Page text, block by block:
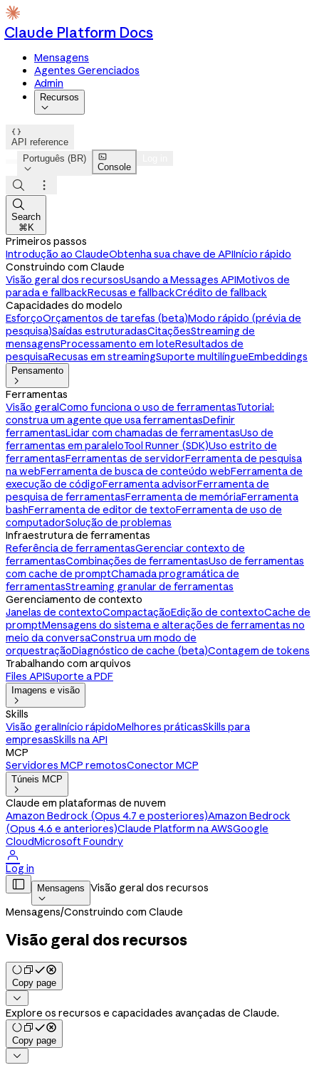
Claude Platform Docs
Mensagens
Agentes Gerenciados
Admin
Recursos


API reference
Português (BR)


Console



Search
⌘K
Primeiros passos
Introdução ao ClaudeObtenha sua chave de APIInício rápido
Construindo com Claude
Visão geral dos recursosUsando a Messages APIMotivos de
parada e fallbackRecusas e fallbackCrédito de fallback
Capacidades do modelo
EsforçoOrçamentos de tarefas (beta)Modo rápido (prévia de
pesquisa)Saídas estruturadasCitaçõesStreaming de
mensagensProcessamento em loteResultados de
pesquisaRecusas em streamingSuporte multilíngueEmbeddings
Pensamento

Ferramentas
Visão geralComo funciona o uso de ferramentasTutorial:
construa um agente que usa ferramentasDefinir
ferramentasLidar com chamadas de ferramentasUso de
ferramentas em paraleloTool Runner (SDK)Uso estrito de
ferramentasFerramentas de servidorFerramenta de pesquisa
na webFerramenta de busca de conteúdo webFerramenta de
execução de códigoFerramenta advisorFerramenta de
pesquisa de ferramentasFerramenta de memóriaFerramenta
bashFerramenta de editor de textoFerramenta de uso de
computadorSolução de problemas
Infraestrutura de ferramentas
Referência de ferramentasGerenciar contexto de
ferramentasCombinações de ferramentasUso de ferramentas
com cache de promptChamada programática de
ferramentasStreaming granular de ferramentas
Gerenciamento de contexto
Janelas de contextoCompactaçãoEdição de contextoCache de
promptMensagens do sistema e alterações de ferramentas no
meio da conversaConstrua um modo de
orquestraçãoDiagnóstico de cache (beta)Contagem de tokens
Trabalhando com arquivos
Files APISuporte a PDF
Imagens e visão

Skills
Visão geralInício rápidoMelhores práticasSkills para
empresasSkills na API
MCP
Servidores MCP remotosConector MCP
Túneis MCP

Claude em plataformas de nuvem
Amazon Bedrock (Opus 4.7 e posteriores)Amazon Bedrock
(Opus 4.6 e anteriores)Claude Platform na AWSGoogle
CloudMicrosoft Foundry

Log in
 Mensagens

Visão geral dos recursos
Mensagens/Construindo com Claude
Visão geral dos recursos
Copy page

Explore os recursos e capacidades avançadas de Claude.
Copy page
